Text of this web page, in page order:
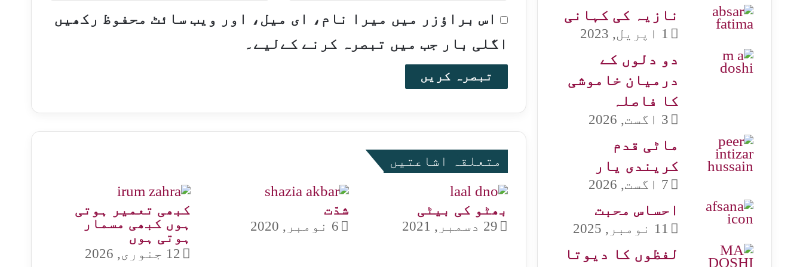
اس براؤزر میں میرا نام، ای میل، اور ویب سائٹ محفوظ رکھیں
اگلی بار جب میں تبصرہ کرنے کےلیے۔
متعلقہ اشاعتیں
بھٹو کی بیٹی
29 دسمبر, 2021
شدّت
6 نومبر, 2020
کبھی تعمیر ہوتی
ہوں کبھی مسمار
ہوتی ہوں
12 جنوری, 2026
نازیہ کی کہانی
1 اپریل, 2023
دو دلوں کے
درمیان خاموشی
کا فاصلہ
3 اگست, 2026
ماٹی قدم
کریندی یار
7 اگست, 2026
احساس محبت
11 نومبر, 2025
لفظوں کا دیوتا